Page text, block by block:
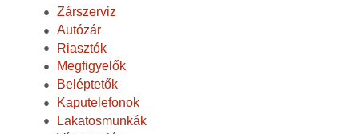
Zárszerviz
Autózár
Riasztók
Megfigyelők
Beléptetők
Kaputelefonok
Lakatosmunkák